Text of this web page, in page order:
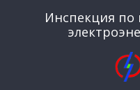
Инспекция по